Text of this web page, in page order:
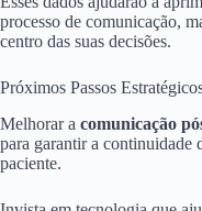
processo de comunicação,
centro das suas decisões.
Próximos Passos
Melhorar a comunicação
para garantir a continuidade
paciente.